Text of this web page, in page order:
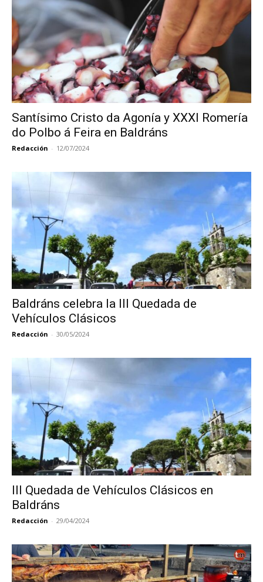
Santísimo Cristo da Agonía y XXXI Romería
do Polbo á Feira en Baldráns
Redacción - 12/07/2024
Baldráns celebra la III Quedada de
Vehículos Clásicos
Redacción - 30/05/2024
III Quedada de Vehículos Clásicos en
Baldráns
Redacción - 29/04/2024